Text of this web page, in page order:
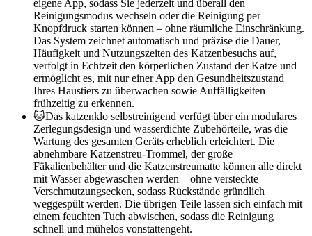
eigene App, sodass Sie jederzeit und überall den
Reinigungsmodus wechseln oder die Reinigung per
Knopfdruck starten können – ohne räumliche Einschränkung.
Das System zeichnet automatisch und präzise die Dauer,
Häufigkeit und Nutzungszeiten des Katzenbesuchs auf,
verfolgt in Echtzeit den körperlichen Zustand der Katze und
ermöglicht es, mit nur einer App den Gesundheitszustand
Ihres Haustiers zu überwachen sowie Auffälligkeiten
frühzeitig zu erkennen.
🐱Das katzenklo selbstreinigend verfügt über ein modulares
Zerlegungsdesign und wasserdichte Zubehörteile, was die
Wartung des gesamten Geräts erheblich erleichtert. Die
abnehmbare Katzenstreu-Trommel, der große
Fäkalienbehälter und die Katzenstreumatte können alle direkt
mit Wasser abgewaschen werden – ohne versteckte
Verschmutzungsecken, sodass Rückstände gründlich
weggespült werden. Die übrigen Teile lassen sich einfach mit
einem feuchten Tuch abwischen, sodass die Reinigung
schnell und mühelos vonstattengeht.